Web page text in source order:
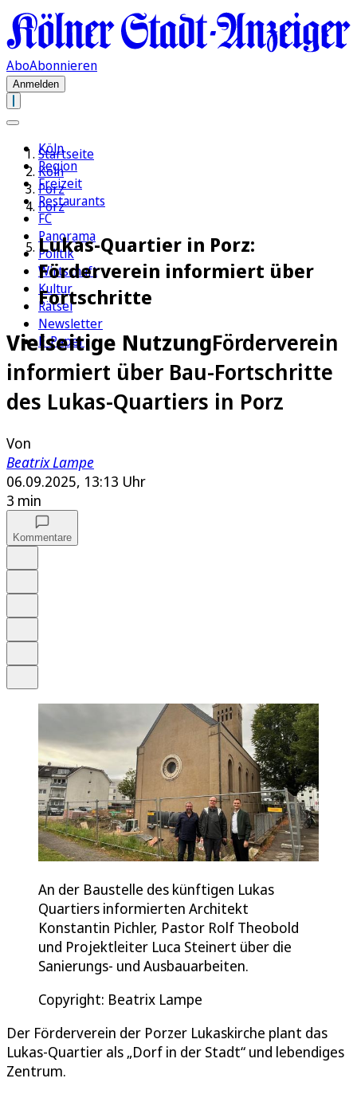
AboAbonnieren
Anmelden
Köln
Region
Freizeit
Restaurants
FC
Panorama
Politik
Wirtschaft
Kultur
Rätsel
Newsletter
E-Paper
Startseite
Köln
Porz
Porz
Lukas-Quartier in Porz:
Förderverein informiert über
Fortschritte
Vielseitige NutzungFörderverein
informiert über Bau-Fortschritte
des Lukas-Quartiers in Porz
Von
Beatrix Lampe
06.09.2025, 13:13 Uhr
3 min
Kommentare
An der Baustelle des künftigen Lukas
Quartiers informierten Architekt
Konstantin Pichler, Pastor Rolf Theobold
und Projektleiter Luca Steinert über die
Sanierungs- und Ausbauarbeiten.
Copyright: Beatrix Lampe
Der Förderverein der Porzer Lukaskirche plant das
Lukas-Quartier als „Dorf in der Stadt“ und lebendiges
Zentrum.